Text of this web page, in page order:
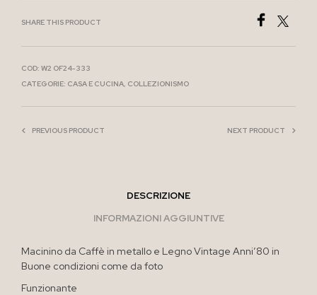
SHARE THIS PRODUCT
COD: W2 OF24-333
CATEGORIE: CASA E CUCINA, COLLEZIONISMO
PREVIOUS PRODUCT NEXT PRODUCT
DESCRIZIONE
INFORMAZIONI AGGIUNTIVE
Macinino da Caffè in metallo e Legno Vintage Anni’80 in
Buone condizioni come da foto
Funzionante